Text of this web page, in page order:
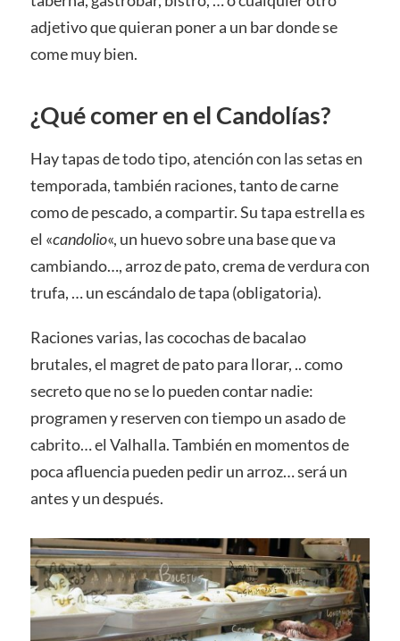
adjetivo que quieran poner a un bar donde se
come muy bien.
¿Qué comer en el Candolías?
Hay tapas de todo tipo, atención con las setas en
temporada, también raciones, tanto de carne
como de pescado, a compartir. Su tapa estrella es
el «candolio«, un huevo sobre una base que va
cambiando…, arroz de pato, crema de verdura con
trufa, … un escándalo de tapa (obligatoria).
Raciones varias, las cocochas de bacalao
brutales, el magret de pato para llorar, .. como
secreto que no se lo pueden contar nadie:
programen y reserven con tiempo un asado de
cabrito… el Valhalla. También en momentos de
poca afluencia pueden pedir un arroz… será un
antes y un después.